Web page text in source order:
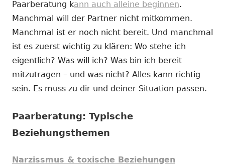
Paarberatung kann auch alleine beginnen.
Manchmal will der Partner nicht mitkommen.
Manchmal ist er noch nicht bereit. Und manchmal
ist es zuerst wichtig zu klären: Wo stehe ich
eigentlich? Was will ich? Was bin ich bereit
mitzutragen – und was nicht? Alles kann richtig
sein. Es muss zu dir und deiner Situation passen.
Paarberatung: Typische
Beziehungsthemen
Narzissmus & toxische Beziehungen